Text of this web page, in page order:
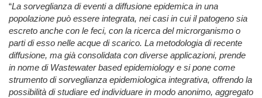
“La sorveglianza di eventi a diffusione epidemica in una
popolazione può essere integrata, nei casi in cui il patogeno sia
escreto anche con le feci, con la ricerca del microrganismo o
parti di esso nelle acque di scarico. La metodologia di recente
diffusione, ma già consolidata con diverse applicazioni, prende
in nome di Wastewater based epidemiology e si pone come
strumento di sorveglianza epidemiologica integrativa, offrendo la
possibilità di studiare ed individuare in modo anonimo, aggregato